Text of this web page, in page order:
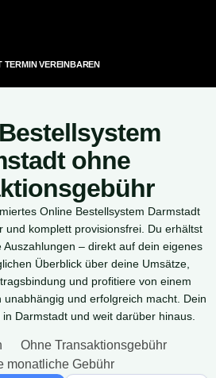
TERMIN VEREINBAREN
ohne
Online Bestellsystem Darmstadt
und komplett provisionsfrei. Du erhältst
– direkt auf dein eigenes
Überblick über deine Umsätze,
und profitiere von einem
und erfolgreich macht. Dein
Darmstadt und weit darüber hinaus.
Ohne Transaktionsgebühr
monatliche Gebühr